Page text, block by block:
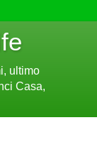
ultimo
Casa,